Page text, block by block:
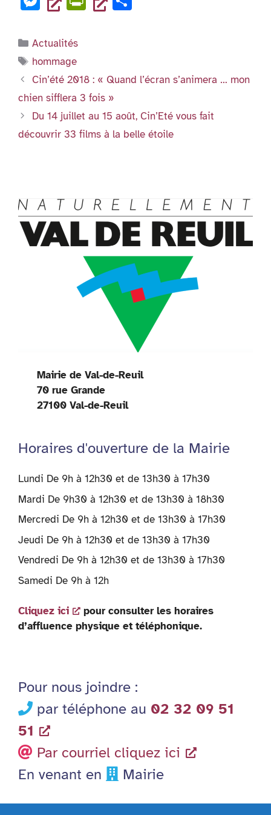
o
er
n
c
e
b
o
o
k
tt
n
p
es
se
n
g
er
in
e
n
dl
y
er
Catégories
Actualités
Étiquettes
hommage
Cin’été 2018 : « Quand l’écran s’animera … mon
chien sifflera 3 fois »
Du 14 juillet au 15 août, Cin’Eté vous fait
découvrir 33 films à la belle étoile
Mairie de Val-de-Reuil
70 rue Grande
27100 Val-de-Reuil
Horaires d'ouverture de la Mairie
Lundi De 9h à 12h30 et de 13h30 à 17h30
Mardi De 9h30 à 12h30 et de 13h30 à 18h30
Mercredi De 9h à 12h30 et de 13h30 à 17h30
Jeudi De 9h à 12h30 et de 13h30 à 17h30
Vendredi De 9h à 12h30 et de 13h30 à 17h30
Samedi De 9h à 12h
Cliquez ici
pour consulter les horaires
d’affluence physique et téléphonique.
Pour nous joindre :
par téléphone au 02 32 09 51
51
Par courriel cliquez ici
En venant en
Mairie